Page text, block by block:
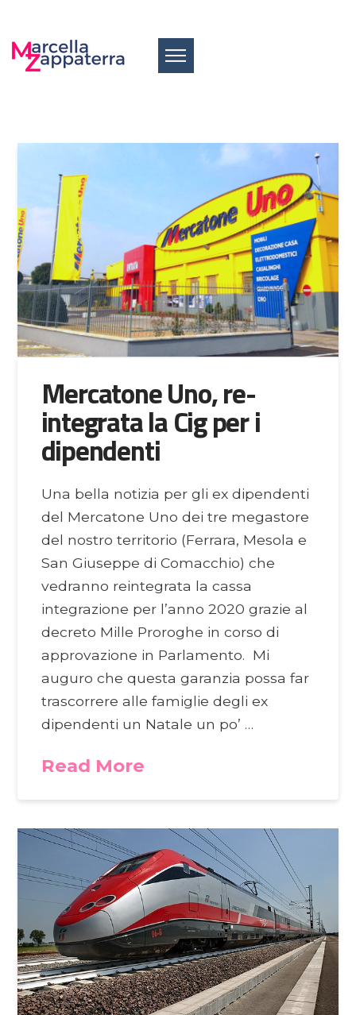
Mercatone Uno, re-
integrata la Cig per i
dipendenti
Una bella notizia per gli ex dipendenti
del Mercatone Uno dei tre megastore
del nostro territorio (Ferrara, Mesola e
San Giuseppe di Comacchio) che
vedranno reintegrata la cassa
integrazione per l’anno 2020 grazie al
decreto Mille Proroghe in corso di
approvazione in Parlamento. Mi
auguro che questa garanzia possa far
trascorrere alle famiglie degli ex
dipendenti un Natale un po’ …
Read More